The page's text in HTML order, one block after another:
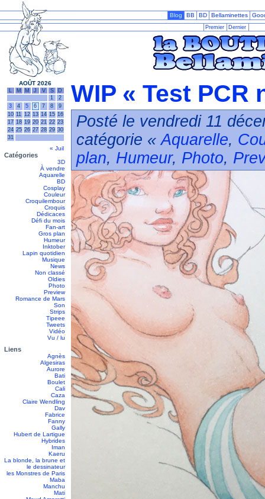
Blog BB BD Bellaminettes
Premier Dernier
AOÛT 2026
L M M J V S
D
1
2
3
4 5 6 7 8
9
10 11 12 13 14 15 16
17 18 19 20 21 22 23
24 25 26 27 28 29 30
31
« Juil
Catégories
3D
À vendre
Aquarelle
BD
Cosplay
Couleur
Croquilembour
Croquis
Dédicaces
Défi du mois
Fan-art
Gros plan
Humeur
Inktober
Lapin quotidien
Musique
News
Non classé
Oldies
Photo
Preview
Romance de Mars
Son
Strips
Tipeee
Tweets
Vidéo
Vu / lu
Liens
Agnès
Algesiras
Aurore
Bati
Boulet
Cali
Caza
Claire Wendling
Dav
Fabrice
Fanny
Gally
Hubert de Lartigue
Hybrides
Iman
Kaeru
La blonde, la brune et
le dessinateur
les Monstres de Paris
Maba
Manchu
Mati
WIP « Test PCR
Posté le vendredi 11
catégorie «Aquarelle,
plan, Humeur, Photo,